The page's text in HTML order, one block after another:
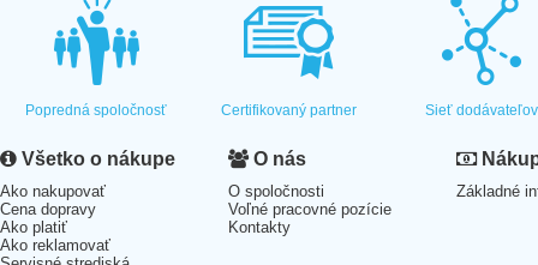
Popredná spoločnosť Certifikovaný partner Sieť dodávateľov
Všetko o nákupe
Ako nakupovať
Cena dopravy
Ako platiť
Ako reklamovať
O nás
O spoločnosti
Voľné pracovné pozície
Kontakty
Základné